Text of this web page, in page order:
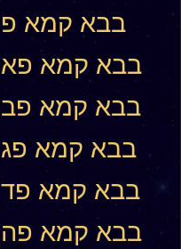
Bava Kamma 80 – בבא קמא פ
Bava Kamma 81 – בבא קמא פא
Bava Kamma 82 – בבא קמא פב
Bava Kamma 83 – בבא קמא פג
Bava Kamma 84 – בבא קמא פד
Bava Kamma 85 – בבא קמא פה